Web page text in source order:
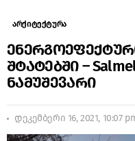
არქიტექტურა
შტატებში –
ნამუშევარი
დეკემბერი 16, 2021, 10:07